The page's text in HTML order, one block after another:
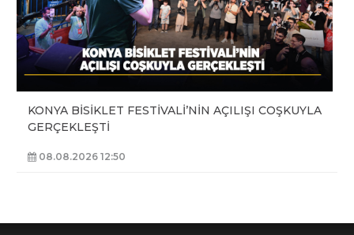
KONYA BİSİKLET FESTİVALİ’NİN AÇILIŞI COŞKUYLA
GERÇEKLEŞTİ
08.08.2026 12:50